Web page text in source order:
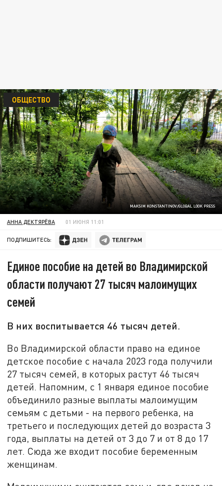
MAKSIM KONSTANTINOV/GLOBAL LOOK PRESS
ОБЩЕСТВО
АННА ДЕКТЯРЁВА 01 ИЮНЯ 11:01
ПОДПИШИТЕСЬ:
Единое пособие на детей во Владимирской
области получают 27 тысяч малоимущих
семей
В них воспитывается 46 тысяч детей.
Во Владимирской области право на единое
детское пособие с начала 2023 года получили
27 тысяч семей, в которых растут 46 тысяч
детей. Напомним, с 1 января единое пособие
объединило разные выплаты малоимущим
семьям с детьми - на первого ребенка, на
третьего и последующих детей до возраста 3
года, выплаты на детей от 3 до 7 и от 8 до 17
лет. Сюда же входит пособие беременным
женщинам.